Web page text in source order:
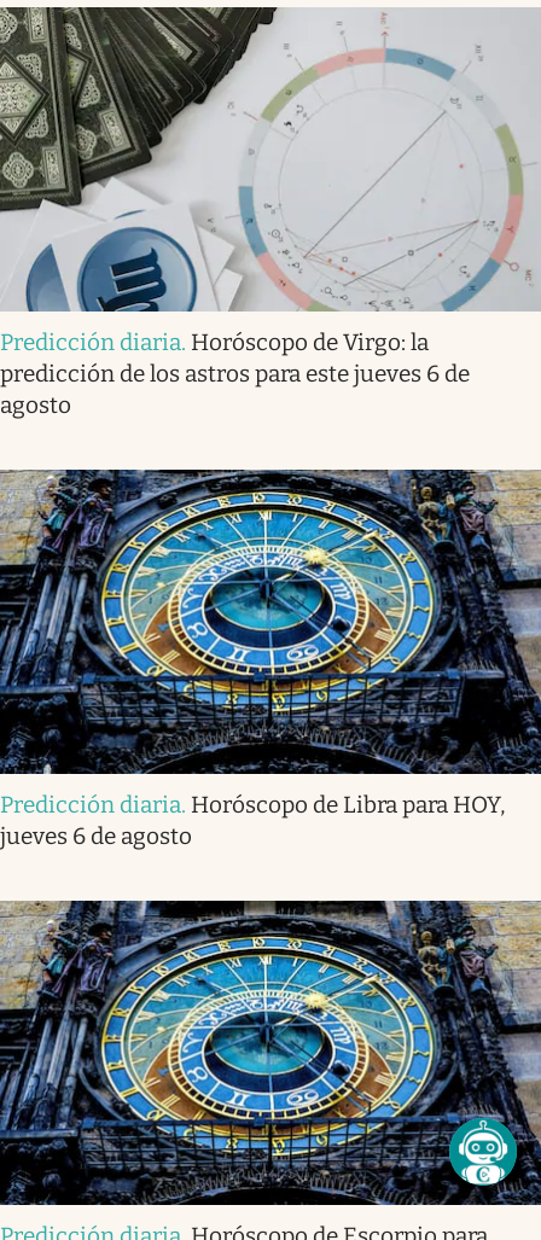
Predicción diaria. Horóscopo de Virgo: la
predicción de los astros para este jueves 6 de
agosto
Predicción diaria. Horóscopo de Libra para HOY,
jueves 6 de agosto